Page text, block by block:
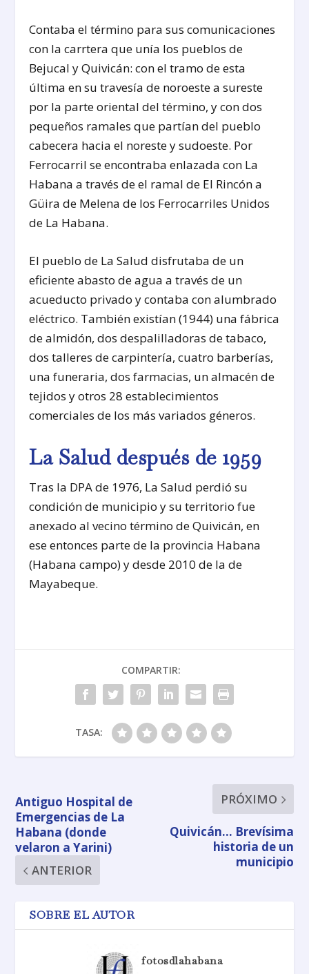
Contaba el término para sus comunicaciones
con la carrtera que unía los pueblos de
Bejucal y Quivicán: con el tramo de esta
última en su travesía de noroeste a sureste
por la parte oriental del término, y con dos
pequeños ramales que partían del pueblo
cabecera hacia el noreste y sudoeste. Por
Ferrocarril se encontraba enlazada con La
Habana a través de el ramal de El Rincón a
Güira de Melena de los Ferrocarriles Unidos
de La Habana.
El pueblo de La Salud disfrutaba de un
eficiente abasto de agua a través de un
acueducto privado y contaba con alumbrado
eléctrico. También existían (1944) una fábrica
de almidón, dos despalilladoras de tabaco,
dos talleres de carpintería, cuatro barberías,
una funeraria, dos farmacias, un almacén de
tejidos y otros 28 establecimientos
comerciales de los más variados géneros.
La Salud después de 1959
Tras la DPA de 1976, La Salud perdió su
condición de municipio y su territorio fue
anexado al vecino término de Quivicán, en
ese entonces parte de la provincia Habana
(Habana campo) y desde 2010 de la de
Mayabeque.
COMPARTIR:
TASA:
Antiguo Hospital de
Emergencias de La
Habana (donde
velaron a Yarini)
ANTERIOR
PRÓXIMO
Quivicán… Brevísima
historia de un
municipio
SOBRE EL AUTOR
fotosdlahabana